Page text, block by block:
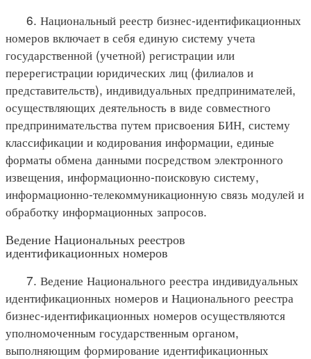
6. Национальный реестр бизнес-идентификационных
номеров включает в себя единую систему учета
государственной (учетной) регистрации или
перерегистрации юридических лиц (филиалов и
представительств), индивидуальных предпринимателей,
осуществляющих деятельность в виде совместного
предпринимательства путем присвоения БИН, систему
классификации и кодирования информации, единые
форматы обмена данными посредством электронного
извещения, информационно-поисковую систему,
информационно-телекоммуникационную связь модулей и
обработку информационных запросов.
Ведение Национальных реестров
идентификационных номеров
7. Ведение Национального реестра индивидуальных
идентификационных номеров и Национального реестра
бизнес-идентификационных номеров осуществляются
уполномоченным государственным органом,
выполняющим формирование идентификационных